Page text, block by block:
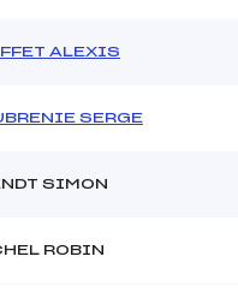
ALEXIS
SERGE
SIMON
ROBIN